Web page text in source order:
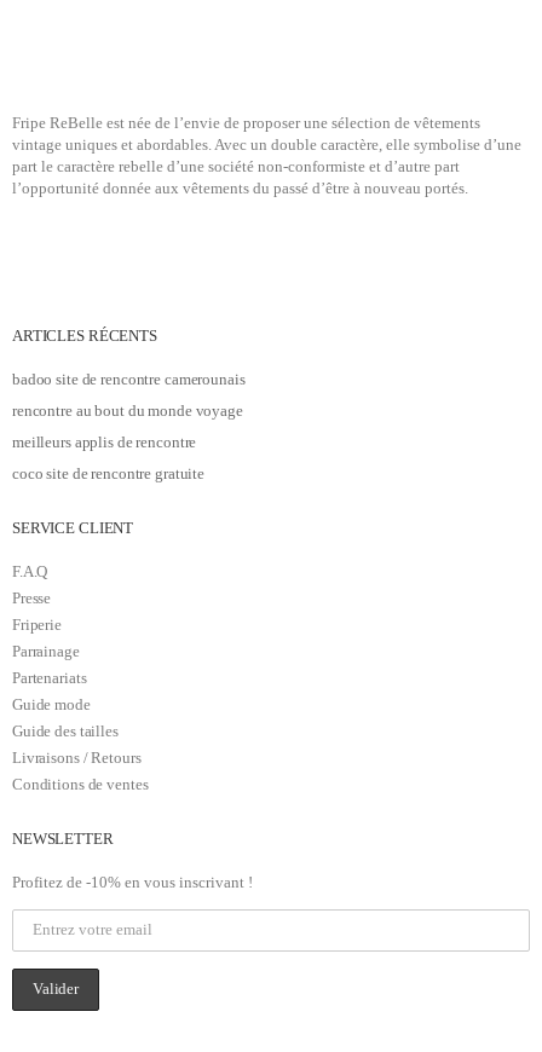
Fripe ReBelle est née de l’envie de proposer une sélection de vêtements
vintage uniques et abordables. Avec un double caractère, elle symbolise d’une
part le caractère rebelle d’une société non-conformiste et d’autre part
l’opportunité donnée aux vêtements du passé d’être à nouveau portés.
ARTICLES RÉCENTS
badoo site de rencontre camerounais
rencontre au bout du monde voyage
meilleurs applis de rencontre
coco site de rencontre gratuite
SERVICE CLIENT
F.A.Q
Presse
Friperie
Parrainage
Partenariats
Guide mode
Guide des tailles
Livraisons / Retours
Conditions de ventes
NEWSLETTER
Profitez de -10% en vous inscrivant !